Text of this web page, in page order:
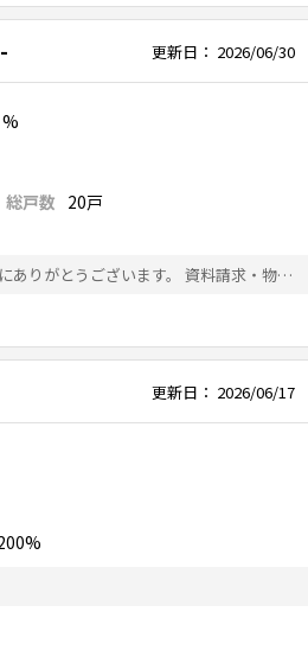
更新日： 2026/06/30
%
総戸数 20戸
★-利回り15％越え-★ 物件情報を閲覧頂きまして、誠にありがとうございます。 資料請求・物件の詳細などお気軽にお問い合わせ下さいませ。 ●個別相談会随時受付中 お探し段階のレベルを問わず、融資相談・税務相談・法人化検討など、 無料で行っております。お気軽にご相談下さい。 ●非公開物件 広告できない非公開の物件が多数ございます。 ●分譲ソーラーも取り扱っております。
更新日： 2026/06/17